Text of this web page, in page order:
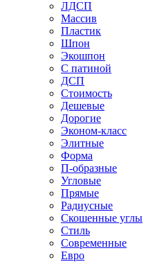
ЛДСП
Массив
Пластик
Шпон
Экошпон
С патиной
ДСП
Стоимость
Дешевые
Дорогие
Эконом-класс
Элитные
Форма
П-образные
Угловые
Прямые
Радиусные
Скошенные углы
Стиль
Современные
Евро